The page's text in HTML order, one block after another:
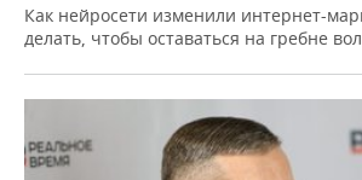
Как нейросети изменили интернет-
делать, чтобы оставаться на гребне